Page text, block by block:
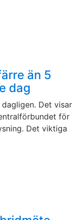
än 5
dag
Det visar
för
Det viktiga